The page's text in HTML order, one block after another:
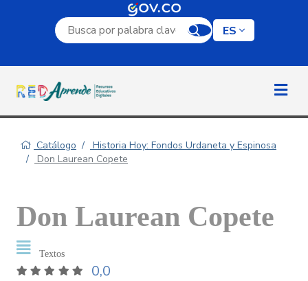
Campo de búsqueda por palabra clave
ES
Catálogo
Historia Hoy: Fondos Urdaneta y Espinosa
Don Laurean Copete
Don Laurean Copete
Textos
0,0